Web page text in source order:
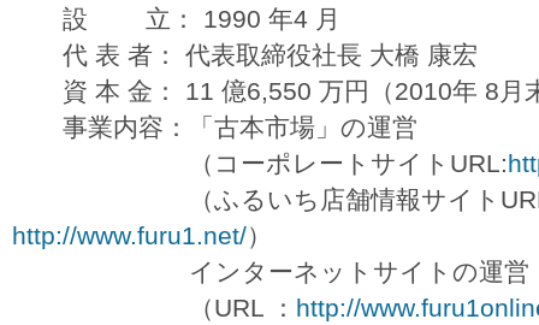
設 立： 1990 年4 月
代 表 者： 代表取締役社長 大橋 康宏
資 本 金： 11 億6,550 万円（2010年 8月
事業内容：「古本市場」の運営
（コーポレートサイトURL:
（ふるいち店舗情報サイト
http://www.furu1.net/）
インターネットサイトの運営
（URL ： http://